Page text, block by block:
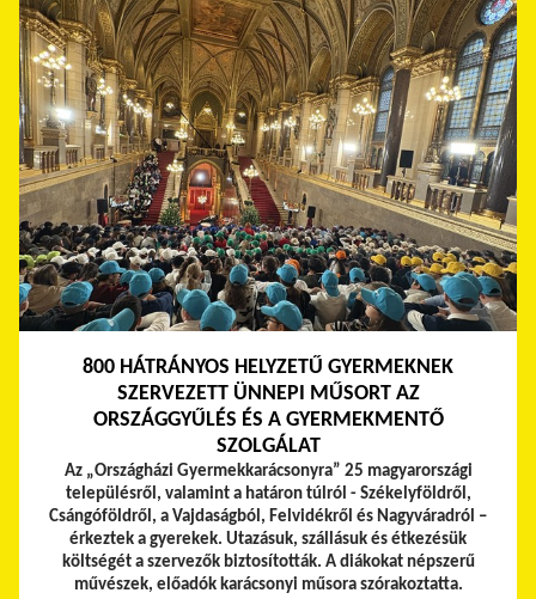
800 HÁTRÁNYOS HELYZETŰ GYERMEKNEK
SZERVEZETT ÜNNEPI MŰSORT AZ
ORSZÁGGYŰLÉS ÉS A GYERMEKMENTŐ
SZOLGÁLAT
Az „Országházi Gyermekkarácsonyra” 25 magyarországi
településről, valamint a határon túlról - Székelyföldről,
Csángóföldről, a Vajdaságból, Felvidékről és Nagyváradról –
érkeztek a gyerekek. Utazásuk, szállásuk és étkezésük
költségét a szervezők biztosították. A diákokat népszerű
művészek, előadók karácsonyi műsora szórakoztatta.